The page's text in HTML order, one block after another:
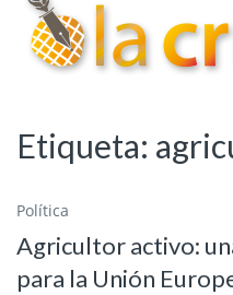
blog agroalimentario
Etiqueta:
Política
Agricultor activo:
para la Unión